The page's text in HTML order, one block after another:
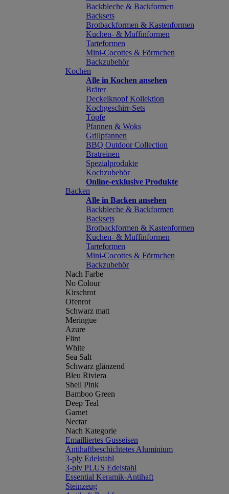
Backbleche & Backformen
Backsets
Brotbackformen & Kastenformen
Kuchen- & Muffinformen
Tarteformen
Mini-Cocottes & Förmchen
Backzubehör
Kochen
Alle in Kochen ansehen
Bräter
Deckelknopf Kollektion
Kochgeschirr-Sets
Töpfe
Pfannen & Woks
Grillpfannen
BBQ Outdoor Collection
Bratreinen
Spezialprodukte
Kochzubehör
Online-exklusive Produkte
Backen
Alle in Backen ansehen
Backbleche & Backformen
Backsets
Brotbackformen & Kastenformen
Kuchen- & Muffinformen
Tarteformen
Mini-Cocottes & Förmchen
Backzubehör
Nach Farbe
No Colour
Kirschrot
Ofenrot
Schwarz matt
Meringue
Azure
Flint
White
Sea Salt
Schwarz glänzend
Bleu Riviera
Shell Pink
Bamboo Green
Deep Teal
Garnet
Nectar
Nach Kategorie
Emailliertes Gusseisen
Antihaftbeschichtetes Aluminium
3-ply Edelstahl
3-ply PLUS Edelstahl
Essential Keramik-Antihaft
Steinzeug